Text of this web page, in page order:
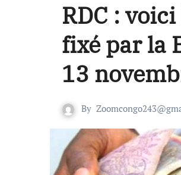
RDC :
fixé par la
13
By